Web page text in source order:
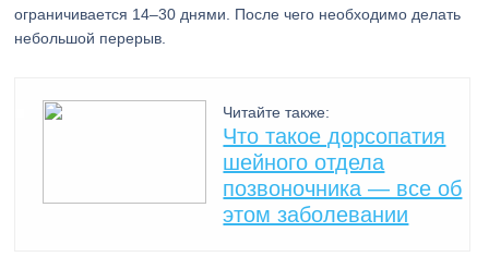
ограничивается 14–30 днями. После чего необходимо делать
небольшой перерыв.
Читайте также:
Что такое дорсопатия
шейного отдела
позвоночника — все об
этом заболевании